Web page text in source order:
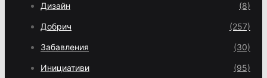
Дизайн (8)
Добрич (257)
Забавления (30)
Инициативи (95)